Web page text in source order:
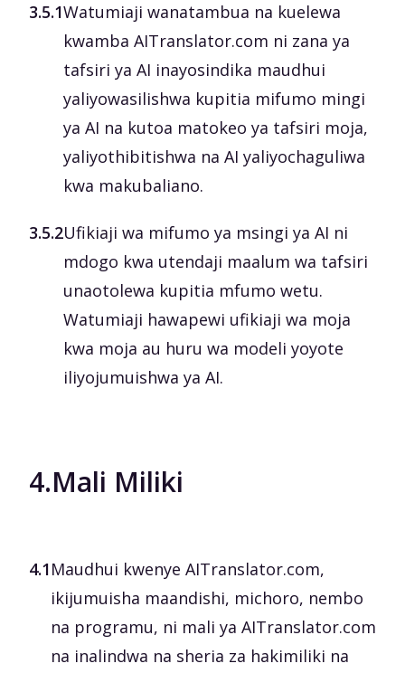
3.5.1Watumiaji wanatambua na kuelewa
kwamba AITranslator.com ni zana ya
tafsiri ya AI inayosindika maudhui
yaliyowasilishwa kupitia mifumo mingi
ya AI na kutoa matokeo ya tafsiri moja,
yaliyothibitishwa na AI yaliyochaguliwa
kwa makubaliano.
3.5.2Ufikiaji wa mifumo ya msingi ya AI ni
mdogo kwa utendaji maalum wa tafsiri
unaotolewa kupitia mfumo wetu.
Watumiaji hawapewi ufikiaji wa moja
kwa moja au huru wa modeli yoyote
iliyojumuishwa ya AI.
4.Mali Miliki
4.1Maudhui kwenye AITranslator.com,
ikijumuisha maandishi, michoro, nembo
na programu, ni mali ya AITranslator.com
na inalindwa na sheria za hakimiliki na